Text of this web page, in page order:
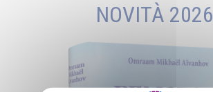
NOVITÀ 2026